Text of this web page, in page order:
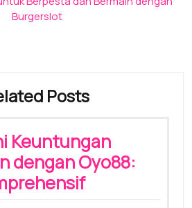
Burgerslot
Posts
Keuntungan
dengan Oyo88: